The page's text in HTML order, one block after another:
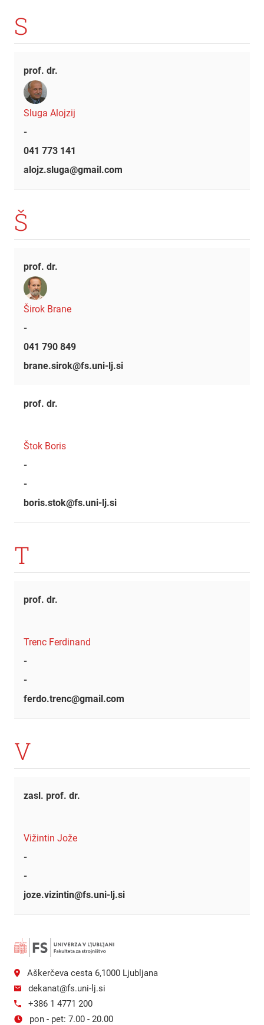
S
prof. dr.
Sluga Alojzij
-
041 773 141
alojz.sluga@gmail.com
Š
prof. dr.
Širok Brane
-
041 790 849
brane.sirok@fs.uni-lj.si
prof. dr.
Štok Boris
-
-
boris.stok@fs.uni-lj.si
T
prof. dr.
Trenc Ferdinand
-
-
ferdo.trenc@gmail.com
V
zasl. prof. dr.
Vižintin Jože
-
-
joze.vizintin@fs.uni-lj.si
Aškerčeva cesta 6,1000 Ljubljana
dekanat@fs.uni-lj.si
+386 1 4771 200
pon - pet: 7.00 - 20.00